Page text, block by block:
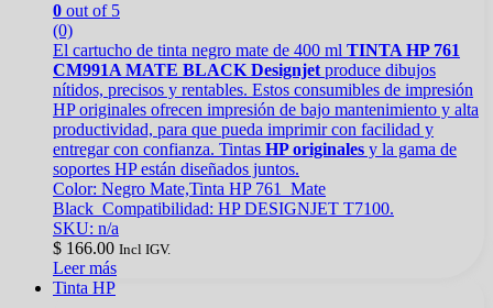
0 out of 5
(0)
El cartucho de tinta negro mate de 400 ml TINTA HP 761
CM991A MATE BLACK Designjet produce dibujos
nítidos, precisos y rentables. Estos consumibles de impresión
HP originales ofrecen impresión de bajo mantenimiento y alta
productividad, para que pueda imprimir con facilidad y
entregar con confianza. Tintas HP originales y la gama de
soportes HP están diseñados juntos.
Color: Negro Mate,Tinta HP 761 Mate
Black Compatibilidad: HP DESIGNJET T7100.
SKU: n/a
$ 166.00 Incl IGV.
Leer más
Tinta HP